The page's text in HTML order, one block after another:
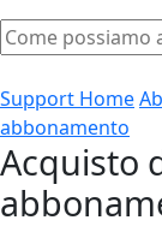
Support Home
abbonamento
Acquisto